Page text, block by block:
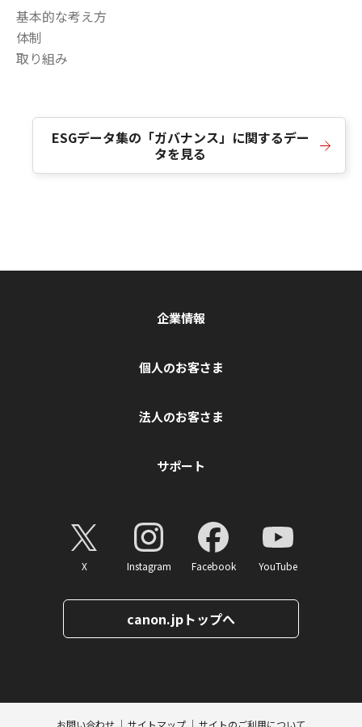
基本的な考え方
体制
取り組み
ESGデータ集の「ガバナンス」に関するデー
タを見る
企業情報
個人のお客さま
法人のお客さま
サポート
X Instagram Facebook YouTube
canon.jpトップへ